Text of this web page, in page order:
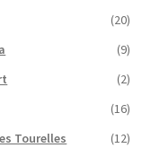
(20)
(9)
(2)
(16)
Tourelles
(12)